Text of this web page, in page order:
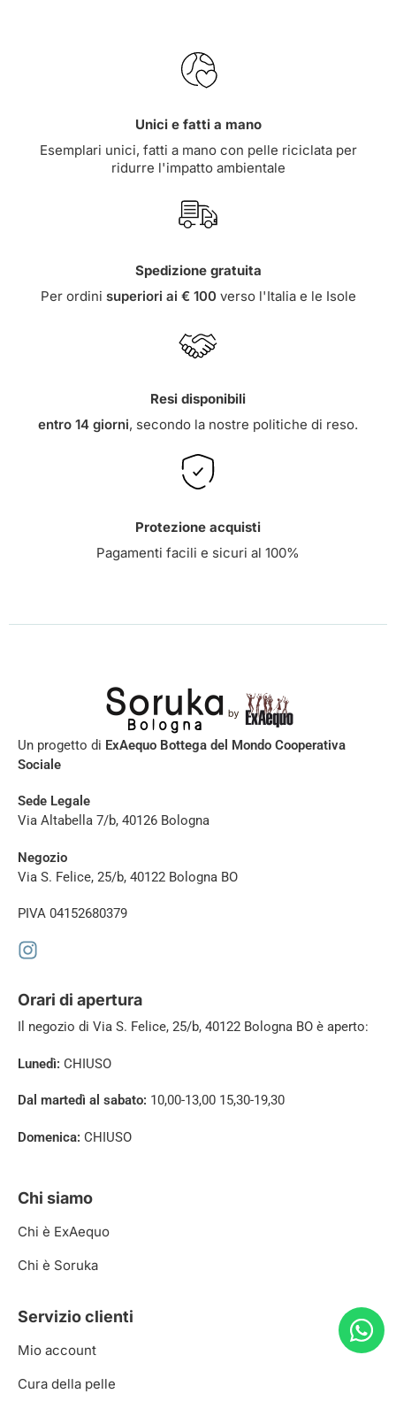
Unici e fatti a mano
Esemplari unici, fatti a mano con pelle riciclata per
ridurre l'impatto ambientale
Spedizione gratuita
Per ordini superiori ai € 100verso l'Italia e le Isole
Resi disponibili
entro 14 giorni, secondo la nostre politiche di reso.
Protezione acquisti
Pagamenti facili e sicuri al 100%
Un progetto di ExAequo Bottega del Mondo Cooperativa
Sociale
Sede Legale
Via Altabella 7/b, 40126 Bologna
Negozio
Via S. Felice, 25/b, 40122 Bologna BO
PIVA 04152680379
Orari di apertura
Il negozio di Via S. Felice, 25/b, 40122 Bologna BO è aperto:
Lunedì: CHIUSO
Dal martedì al sabato: 10,00-13,00 15,30-19,30
Domenica: CHIUSO
Chi siamo
Chi è ExAequo
Chi è Soruka
Servizio clienti
Mio account
Cura della pelle